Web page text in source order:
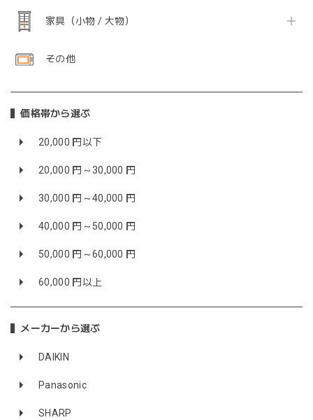
家具（小物 / 大物）
その他
価格帯から選ぶ
20,000 円以下
20,000 円～30,000 円
30,000 円～40,000 円
40,000 円～50,000 円
50,000 円～60,000 円
60,000 円以上
メーカーから選ぶ
DAIKIN
Panasonic
SHARP